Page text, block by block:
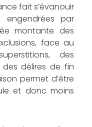
fait s’évanouir
engendrées par
montante des
face au
des
délires de fin
permet d’être
et donc moins